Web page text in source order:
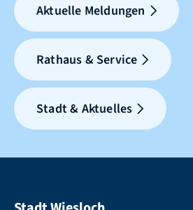
Aktuelle Meldungen
Rathaus & Service
Stadt & Aktuelles